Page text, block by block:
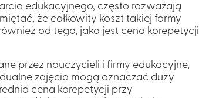
edukacyjnego, często rozważają
że całkowity koszt takiej formy
od tego, jaka jest cena korepetycji
przez nauczycieli i firmy edukacyjne,
zajęcia mogą oznaczać duży
cena korepetycji przy